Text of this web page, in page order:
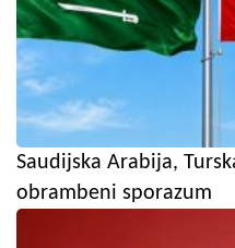
Saudijska Arabija,
obrambeni sporazum